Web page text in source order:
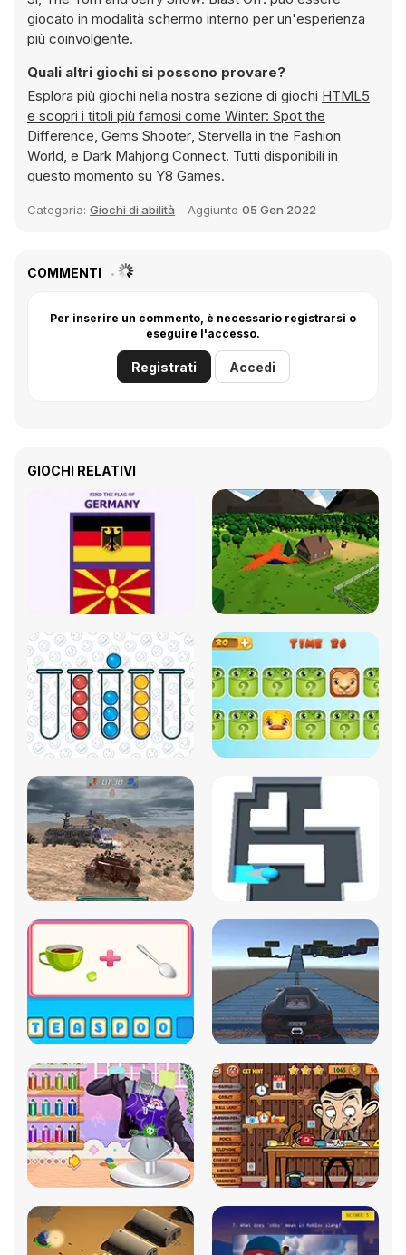
giocato in modalità schermo interno per un'esperienza
più coinvolgente.
Quali altri giochi si possono provare?
Esplora più giochi nella nostra sezione di giochi HTML5
e scopri i titoli più famosi come Winter: Spot the
Difference, Gems Shooter, Stervella in the Fashion
World, e Dark Mahjong Connect. Tutti disponibili in
questo momento su Y8 Games.
Categoria: Giochi di abilità Aggiunto 05 Gen 2022
COMMENTI
Per inserire un commento, è necessario registrarsi o
eseguire l'accesso.
Registrati Accedi
GIOCHI RELATIVI